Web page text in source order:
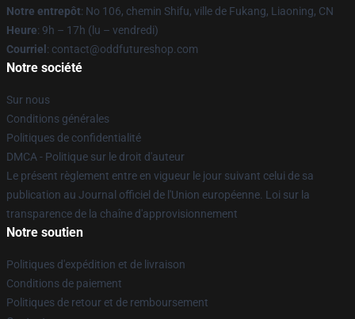
Notre entrepôt: No 106, chemin Shifu, ville de Fukang, Liaoning, CN
Heure: 9h – 17h (lu – vendredi)
Courriel : contact@oddfutureshop.com
Notre société
Sur nous
Conditions générales
Politiques de confidentialité
DMCA - Politique sur le droit d'auteur
Le présent règlement entre en vigueur le jour suivant celui de sa
publication au Journal officiel de l'Union européenne. Loi sur la
transparence de la chaîne d'approvisionnement
Notre soutien
Politiques d'expédition et de livraison
Conditions de paiement
Politiques de retour et de remboursement